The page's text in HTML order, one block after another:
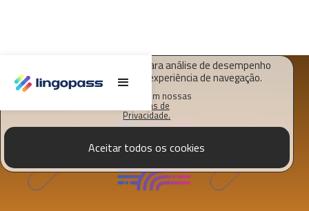
O Lingopass utiliza cookies para análise de desempenho
deste site e melhorar sua experiência de navegação.
Saiba mais em nossas
Políticas de
Privacidade.
Aceitar todos os cookies